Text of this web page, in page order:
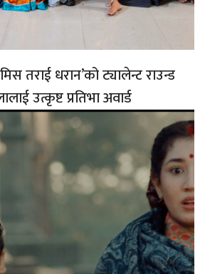
तराई धरान’को ट्यालेन्ट राउन्ड
उत्कृष्ट प्रतिभा अवार्ड